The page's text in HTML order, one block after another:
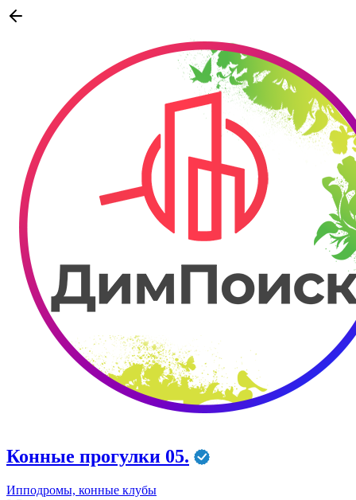
Конные прогулки 05.
Ипподромы, конные клубы